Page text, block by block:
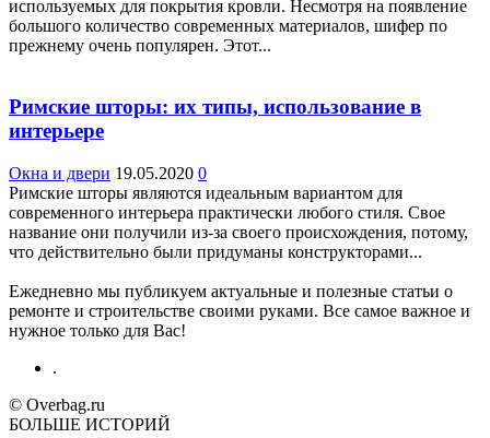
используемых для покрытия кровли. Несмотря на появление
большого количество современных материалов, шифер по
прежнему очень популярен. Этот...
Римские шторы: их типы, использование в
интерьере
Окна и двери 19.05.2020 0
Римские шторы являются идеальным вариантом для
современного интерьера практически любого стиля. Свое
название они получили из-за своего происхождения, потому,
что действительно были придуманы конструкторами...
Ежедневно мы публикуем актуальные и полезные статьи о
ремонте и строительстве своими руками. Все самое важное и
нужное только для Вас!
.
© Overbag.ru
БОЛЬШЕ ИСТОРИЙ